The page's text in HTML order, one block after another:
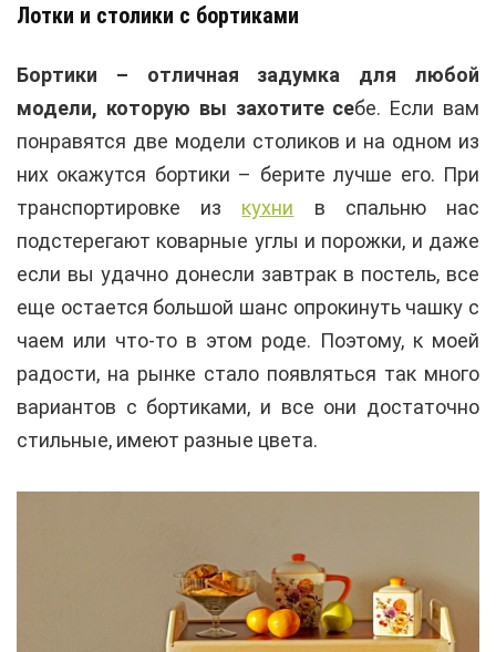
Лотки и столики с бортиками
Бортики – отличная задумка для любой
модели, которую вы захотите себе. Если вам
понравятся две модели столиков и на одном из
них окажутся бортики – берите лучше его. При
транспортировке из кухни в спальню нас
подстерегают коварные углы и порожки, и даже
если вы удачно донесли завтрак в постель, все
еще остается большой шанс опрокинуть чашку с
чаем или что-то в этом роде. Поэтому, к моей
радости, на рынке стало появляться так много
вариантов с бортиками, и все они достаточно
стильные, имеют разные цвета.